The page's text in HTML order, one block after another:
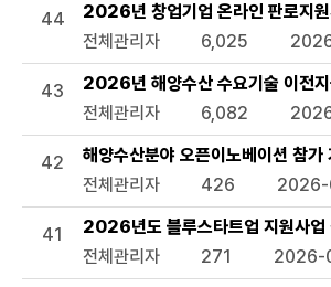
44
2026년 창업기업 온라인 판로지원
전체관리자
6,025
43
2026년 해양수산 수요기술 이전
전체관리자
6,082
42
해양수산분야 오픈이노베이션 참가
전체관리자
426 2026-
41
2026년도 블루스타트업 지원사업
전체관리자
271 2026-